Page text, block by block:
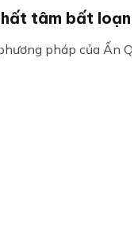
tâm bất
pháp của Ấn